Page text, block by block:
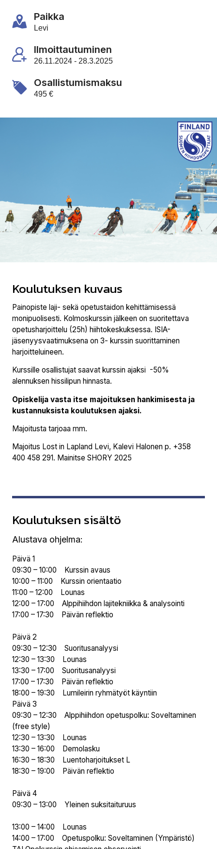
Paikka
Levi
Ilmoittautuminen
26.11.2024 - 28.3.2025
Osallistumismaksu
495 €
Koulutuksen kuvaus
Painopiste laji- sekä opetustaidon kehittämisessä
monipuolisesti. Kolmoskurssin jälkeen on suoritettava
opetusharjoittelu (25h) hiihtokeskuksessa. ISIA-
jäsenyysvaatimuksena on 3- kurssin suorittaminen
harjoitteluineen.
Kurssille osallistujat saavat kurssin ajaksi -50%
alennuksen hissilipun hinnasta.
Opiskelija vasta itse majoituksen hankimisesta ja
kustannuksista koulutuksen ajaksi.
Majoitusta tarjoaa mm.
Majoitus Lost in Lapland Levi, Kalevi Halonen p. +358
400 458 291. Mainitse SHORY 2025
Koulutuksen sisältö
Alustava ohjelma:
Päivä 1
09:30 – 10:00 Kurssin avaus
10:00 – 11:00 Kurssin orientaatio
11:00 – 12:00 Lounas
12:00 – 17:00 Alppihiihdon lajitekniikka & analysointi
17:00 – 17:30 Päivän reflektio
Päivä 2
09:30 – 12:30 Suoritusanalyysi
12:30 – 13:30 Lounas
13:30 – 17:00 Suoritusanalyysi
17:00 – 17:30 Päivän reflektio
18:00 – 19:30 Lumileirin ryhmätyöt käyntiin
Päivä 3
09:30 – 12:30 Alppihiihdon opetuspolku: Soveltaminen
(free style)
12:30 – 13:30 Lounas
13:30 – 16:00 Demolasku
16:30 – 18:30 Luentoharjoitukset L
18:30 – 19:00 Päivän reflektio
Päivä 4
09:30 – 13:00 Yleinen suksitaituruus
13:00 – 14:00 Lounas
14:00 – 17:00 Opetuspolku: Soveltaminen (Ympäristö)